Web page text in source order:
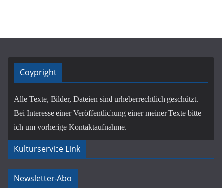
Coypright
Alle Texte, Bilder, Dateien sind urheberrechtlich geschützt.
Bei Interesse einer Veröffentlichung einer meiner Texte bitte
ich um vorherige Kontaktaufnahme.
Kulturservice Link
Newsletter-Abo